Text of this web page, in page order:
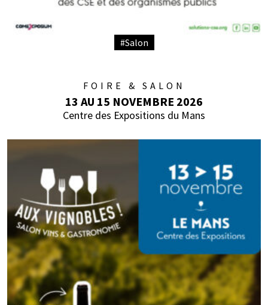
#Salon
FOIRE & SALON
13 AU 15 NOVEMBRE 2026
Centre des Expositions du Mans